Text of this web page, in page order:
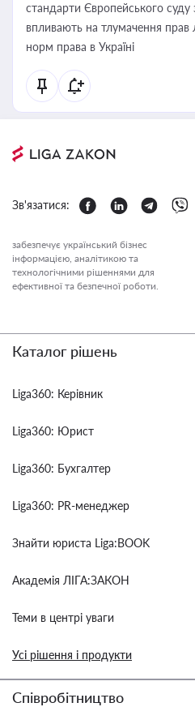
стандарти Європейського суду
впливають на тлумачення прав
норм права в Україні
Зв'язатися:
забезпечує український бізнес
інформацією, аналітикою та
технологічними рішеннями для
ефективної та безпечної роботи.
Каталог рішень
Liga360: Керівник
Liga360: Юрист
Liga360: Бухгалтер
Liga360: PR-менеджер
Знайти юриста Liga:BOOK
Академія ЛІГА:ЗАКОН
Теми в центрі уваги
Усі рішення і продукти
Співробітництво